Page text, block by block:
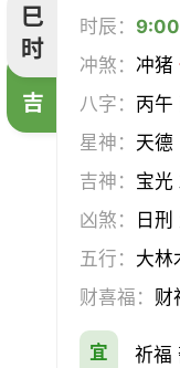
巳
时
吉
时辰：
冲煞：冲猪
八字： 丙午
星神： 天德
吉神： 宝光
凶煞：
日刑
五行： 大林
财喜福： 财
宜 祈福